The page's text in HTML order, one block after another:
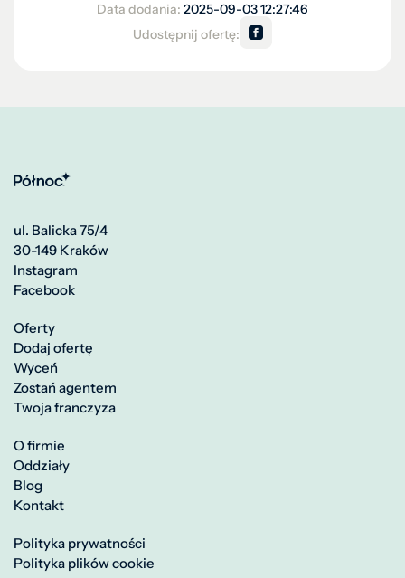
Data dodania: 2025-09-03 12:27:46
Udostępnij ofertę:
ul. Balicka 75/4
30-149 Kraków
Instagram
Facebook
Oferty
Dodaj ofertę
Wyceń
Zostań agentem
Twoja franczyza
O firmie
Oddziały
Blog
Kontakt
Polityka prywatności
Polityka plików cookie